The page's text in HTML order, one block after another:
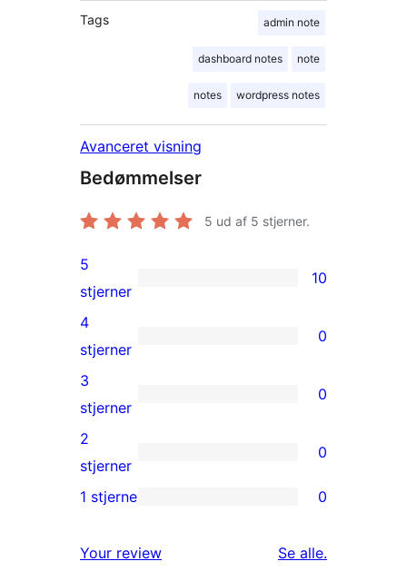
Tags admin note
dashboard notes note
notes wordpress notes
Avanceret visning
Bedømmelser
5 ud af 5 stjerner.
10
5-
stjernet
anmeldelser
5
stjerner
10
0
4-
stjernet
anmeldelser
4
stjerner
0
0
3-
stjernet
anmeldelser
3
stjerner
0
0
2-
anmeldelser
2
stjerner
0
stjernet
1 stjerne 0
Your review Se alleanmeldelser
.